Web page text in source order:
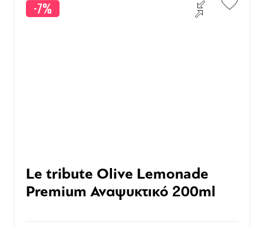
-7%
Le tribute Olive Lemonade
Premium Αναψυκτικό 200ml